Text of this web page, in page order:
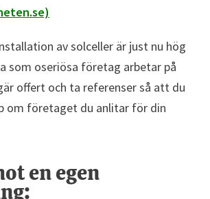
av solceller är just nu hög
som oseriösa företag arbetar på
offert och ta referenser så att du
om företaget du anlitar för din
en egen